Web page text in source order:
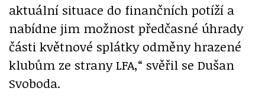
aktuální situace do finančních potíží a
nabídne jim možnost předčasné úhrady
části květnové splátky odměny hrazené
klubům ze strany LFA,“ svěřil se Dušan
Svoboda.